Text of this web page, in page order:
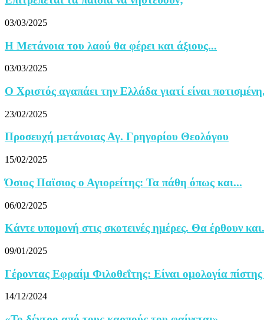
03/03/2025
Η Μετάνοια του λαού θα φέρει και άξιους...
03/03/2025
Ο Χριστός αγαπάει την Ελλάδα γιατί είναι
23/02/2025
Προσευχή μετάνοιας Αγ. Γρηγορίου Θεολόγου
15/02/2025
Όσιος Παϊσιος ο Αγιορείτης: Τα πάθη όπως και...
06/02/2025
Κάντε υπομονή στις σκοτεινές ημέρες. Θα έρθουν
09/01/2025
Γέροντας Εφραίμ Φιλοθεΐτης: Eίναι ομολογία
14/12/2024